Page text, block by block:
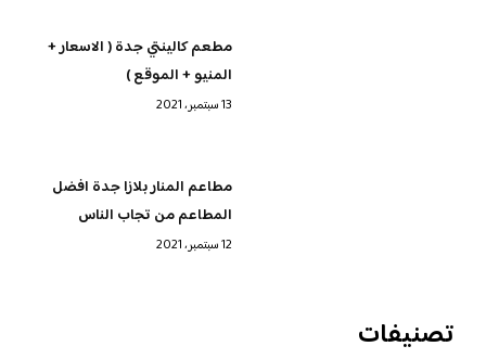
مطعم كالينتي جدة ( الاسعار +
المنيو + الموقع )
13 سبتمبر، 2021
مطاعم المنار بلازا جدة افضل
المطاعم من تجاب الناس
12 سبتمبر، 2021
تصنيفات